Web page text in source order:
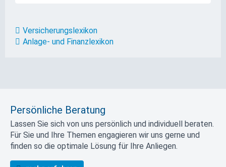
Versicherungslexikon
Anlage- und Finanzlexikon
Persönliche Beratung
Lassen Sie sich von uns persönlich und individuell beraten.
Für Sie und Ihre Themen engagieren wir uns gerne und
finden so die optimale Lösung für Ihre Anliegen.